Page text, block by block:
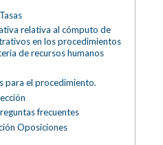
relativa al cómputo de
en los procedimientos
de recursos humanos
para el procedimiento.
frecuentes
Oposiciones